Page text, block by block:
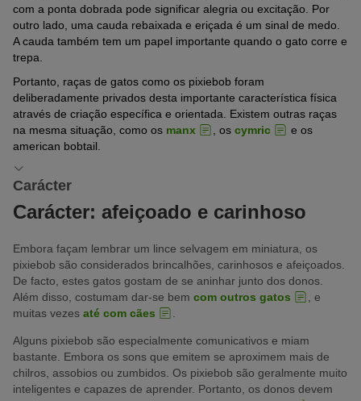
com a ponta dobrada pode significar alegria ou excitação. Por
outro lado, uma cauda rebaixada e eriçada é um sinal de medo.
A cauda também tem um papel importante quando o gato corre e
trepa.
Portanto, raças de gatos como os pixiebob foram
deliberadamente privados desta importante característica física
através de criação específica e orientada. Existem outras raças
na mesma situação, como os manx , os cymric
e os
american bobtail.
Carácter
Carácter: afeiçoado e carinhoso
Embora façam lembrar um lince selvagem em miniatura, os
pixiebob são considerados brincalhões, carinhosos e afeiçoados.
De facto, estes gatos gostam de se aninhar junto dos donos.
Além disso, costumam dar-se bem com outros gatos
, e
muitas vezes até com cães .
Alguns pixiebob são especialmente comunicativos e miam
bastante. Embora os sons que emitem se aproximem mais de
chilros, assobios ou zumbidos. Os pixiebob são geralmente muito
inteligentes e capazes de aprender. Portanto, os donos devem